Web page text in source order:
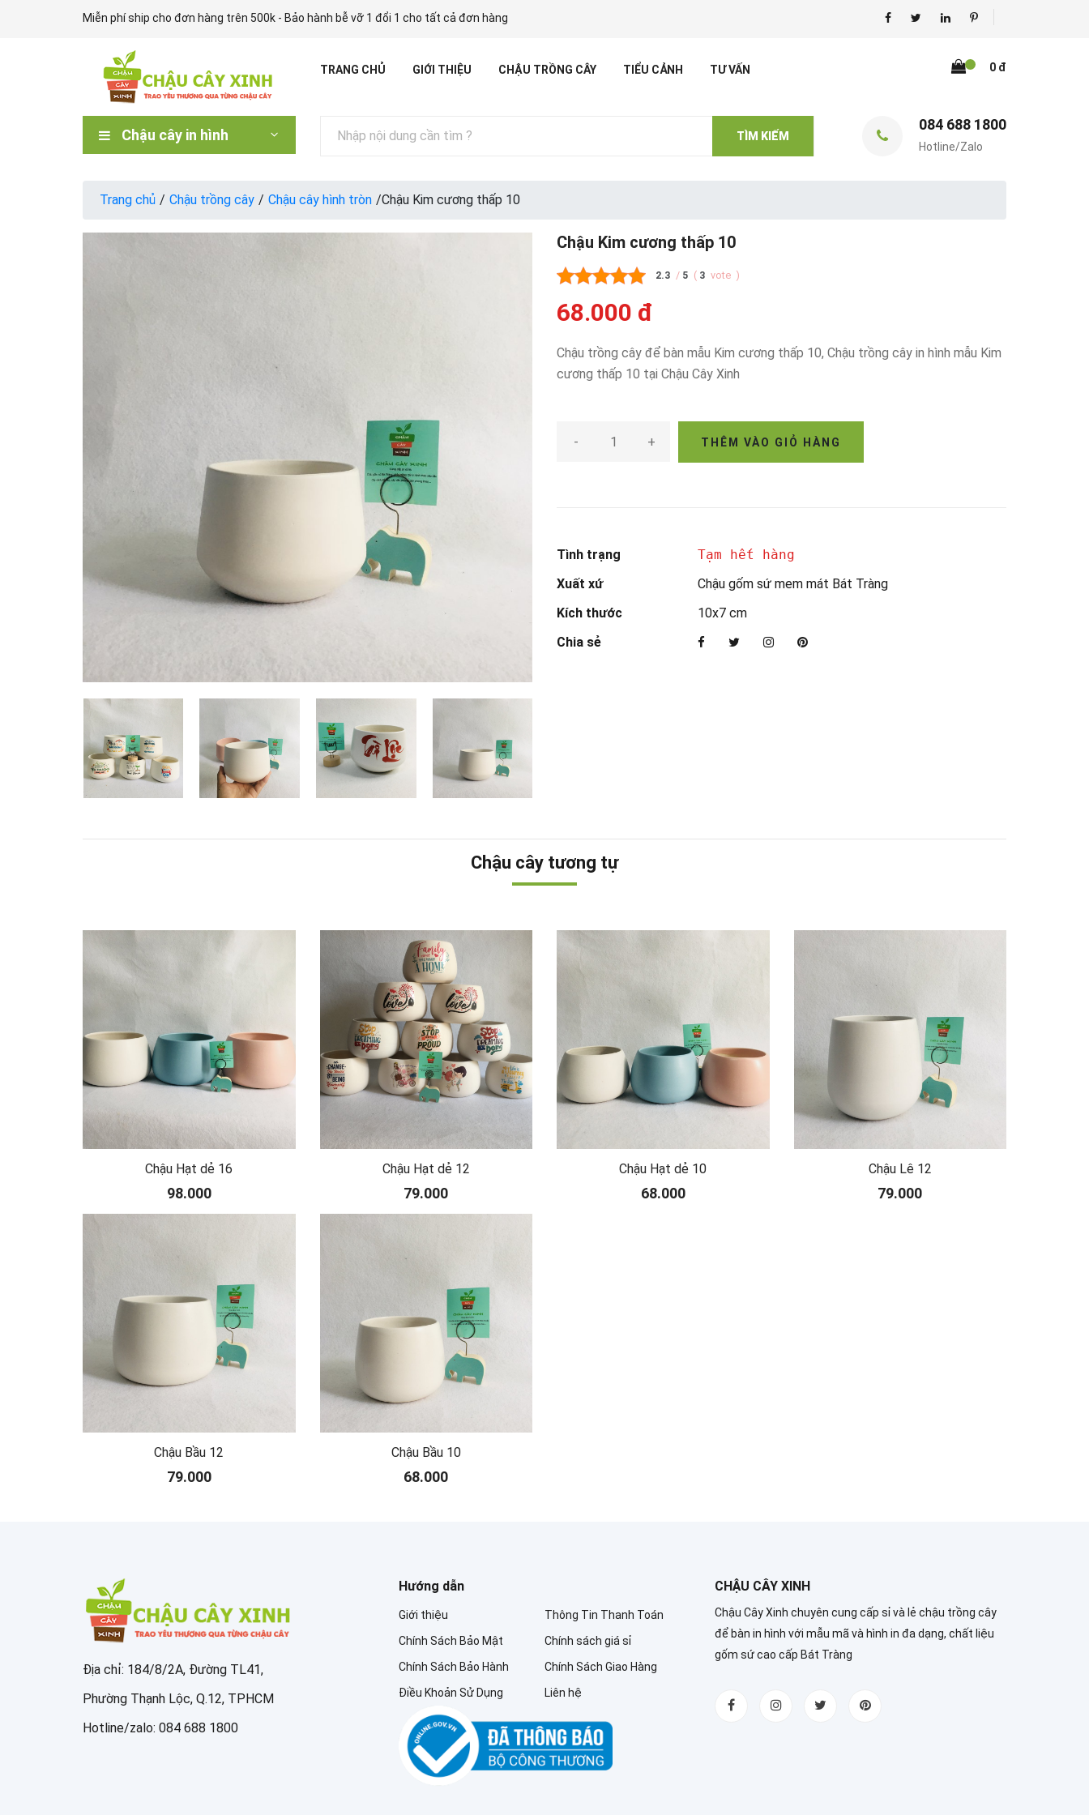
Miễn phí ship cho đơn hàng trên 500k - Bảo hành bễ vỡ 1 đổi 1 cho tất cả đơn hàng
TRANG CHỦ GIỚI THIỆU CHẬU TRỒNG CÂY TIỂU CẢNH TƯ VẤN 0 đ
Chậu cây in hình TÌM KIẾM
084 688 1800
Hotline/Zalo
Trang chủ / Chậu trồng cây / Chậu cây hình tròn /Chậu Kim cương thấp 10
Chậu Kim cương thấp 10
2.3 / 5 ( 3 vote )
68.000 đ
Chậu trồng cây để bàn mẫu Kim cương thấp 10, Chậu trồng cây in hình mẫu Kim
cương thấp 10 tại Chậu Cây Xinh
- + THÊM VÀO GIỎ HÀNG
Tình trạng
Tạm hết hàng
Xuất xứ
Chậu gốm sứ mem mát Bát Tràng
Kích thước
10x7 cm
Chia sẻ
Chậu cây tương tự
Chậu Hạt dẻ 16
98.000
Chậu Hạt dẻ 12
79.000
Chậu Hạt dẻ 10
68.000
Chậu Lê 12
79.000
Chậu Bầu 12
79.000
Chậu Bầu 10
68.000
Địa chỉ: 184/8/2A, Đường TL41,
Phường Thạnh Lộc, Q.12, TPHCM
Hotline/zalo: 084 688 1800
Hướng dẫn
Giới thiệu
Chính Sách Bảo Mật
Chính Sách Bảo Hành
Điều Khoản Sử Dụng
Thông Tin Thanh Toán
Chính sách giá sỉ
Chính Sách Giao Hàng
Liên hệ
CHẬU CÂY XINH
Chậu Cây Xinh chuyên cung cấp sỉ và lẻ chậu trồng cây
để bàn in hình với mẫu mã và hình in đa dạng, chất liệu
gốm sứ cao cấp Bát Tràng